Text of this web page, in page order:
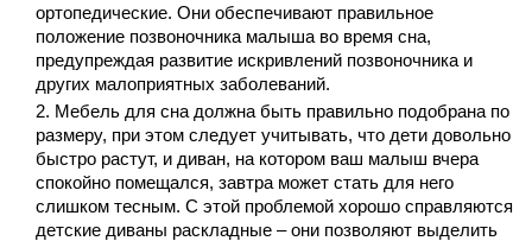
ортопедические. Они обеспечивают правильное
положение позвоночника малыша во время сна,
предупреждая развитие искривлений позвоночника и
других малоприятных заболеваний.
Мебель для сна должна быть правильно подобрана по
размеру, при этом следует учитывать, что дети довольно
быстро растут, и диван, на котором ваш малыш вчера
спокойно помещался, завтра может стать для него
слишком тесным. С этой проблемой хорошо справляются
детские диваны раскладные – они позволяют выделить